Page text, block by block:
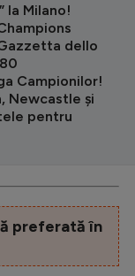
la Milano!
dello
Campionilor!
Newcastle și
pentru
preferată în